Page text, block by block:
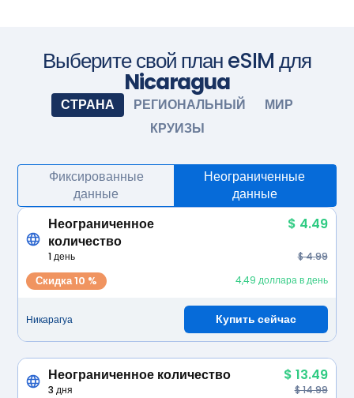
Сфотографируйте камерой
Выберите свой план eSIM для
Nicaragua
СТРАНА РЕГИОНАЛЬНЫЙ
МИР
КРУИЗЫ
Фиксированные
данные
Неограниченные
данные
Неограниченное
количество
$ 4.49
1 день $ 4.99
Скидка 10 % 4,49 доллара в день
Никарагуа Купить сейчас
Неограниченное количество $ 13.49
3 дня $ 14.99